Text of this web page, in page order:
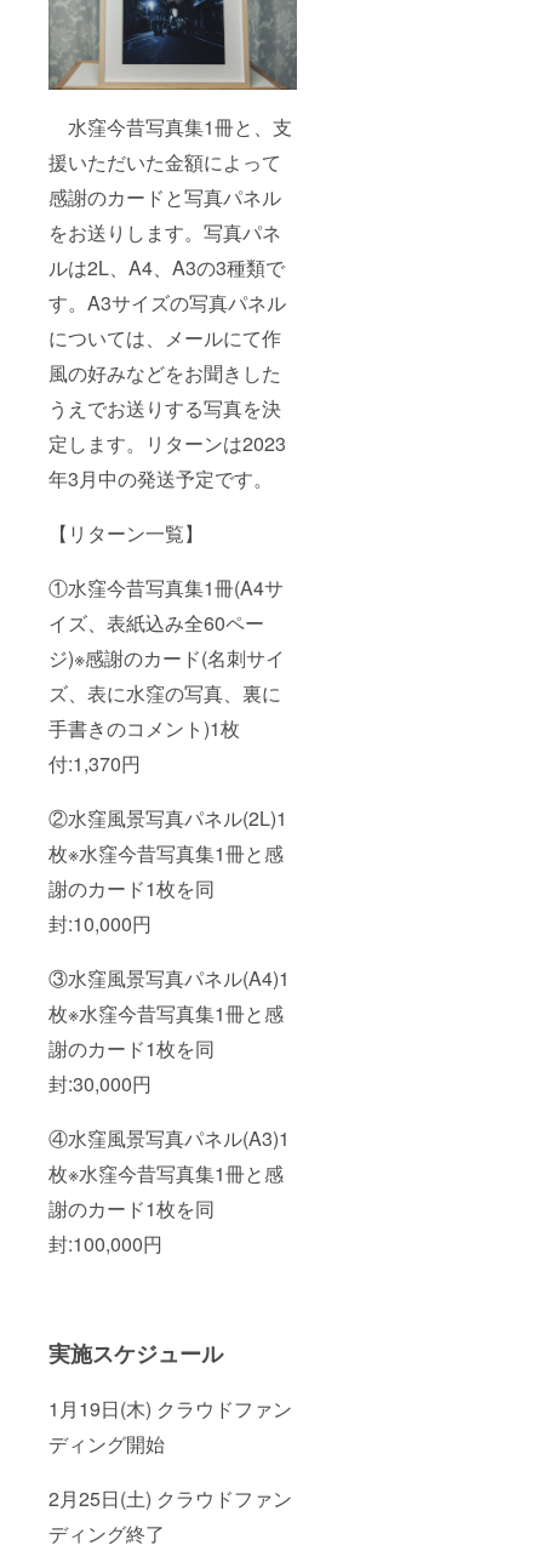
水窪今昔写真集1冊と、支
援いただいた金額によって
感謝のカードと写真パネル
をお送りします。写真パネ
ルは2L、A4、A3の3種類で
す。A3サイズの写真パネル
については、メールにて作
風の好みなどをお聞きした
うえでお送りする写真を決
定します。リターンは2023
年3月中の発送予定です。
【リターン一覧】
①水窪今昔写真集1冊(A4サ
イズ、表紙込み全60ペー
ジ)※感謝のカード(名刺サイ
ズ、表に水窪の写真、裏に
手書きのコメント)1枚
付:1,370円
②水窪風景写真パネル(2L)1
枚※水窪今昔写真集1冊と感
謝のカード1枚を同
封:10,000円
③水窪風景写真パネル(A4)1
枚※水窪今昔写真集1冊と感
謝のカード1枚を同
封:30,000円
④水窪風景写真パネル(A3)1
枚※水窪今昔写真集1冊と感
謝のカード1枚を同
封:100,000円
実施スケジュール
1月19日(木) クラウドファン
ディング開始
2月25日(土) クラウドファン
ディング終了